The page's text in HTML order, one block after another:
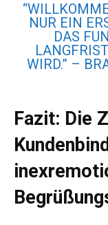
NUR EIN
DAS
WIRD.” –
Fazit: Die